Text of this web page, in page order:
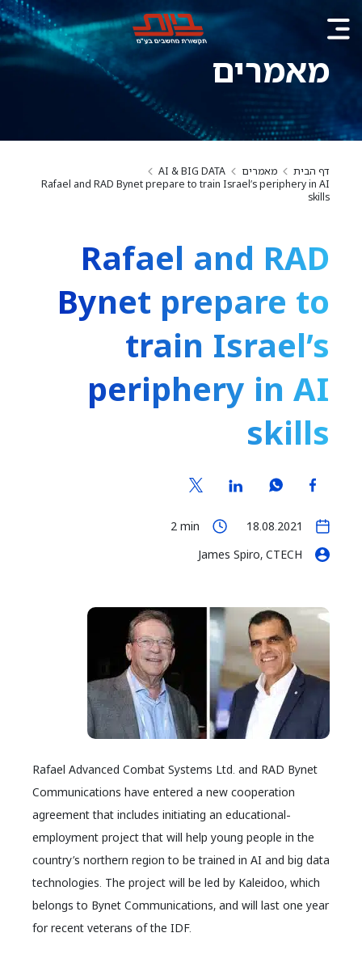
מאמרים
דף הבית מאמרים
AI & BIG DATA
Rafael and RAD Bynet prepare to train Israel’s periphery in AI
skills
Rafael and RAD
Bynet prepare to
train Israel’s
periphery in AI
skills
18.08.2021
2 min
James Spiro, CTECH
Rafael Advanced Combat Systems Ltd. and RAD Bynet
Communications have entered a new cooperation
agreement that includes initiating an educational-
employment project that will help young people in the
country’s northern region to be trained in AI and big data
technologies. The project will be led by Kaleidoo, which
belongs to Bynet Communications, and will last one year
for recent veterans of the IDF.